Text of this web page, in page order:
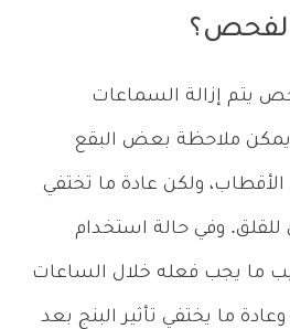
يتم إزالة السماعات
ويمكن ملاحظة بعض البقع
ولكن عادة ما تختفي
للقلق. وفي حالة استخدام
ما يجب فعله خلال الساعات
ما يختفي تأثير البنج بعد